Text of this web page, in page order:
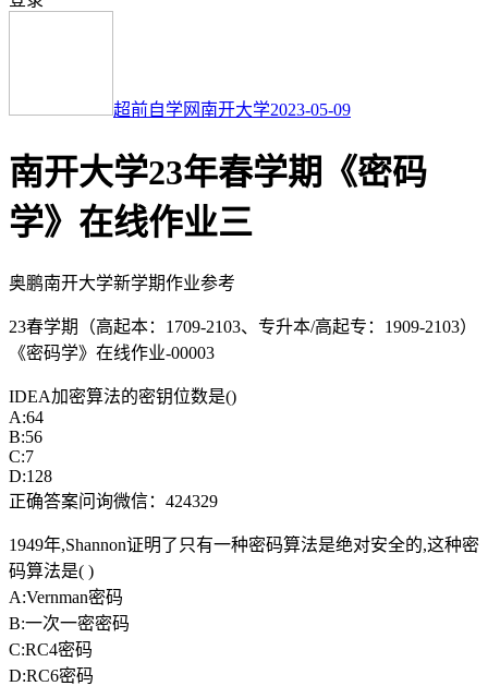
超前自学网 南开大学2023-05-09
南开大学23年春学期《密码
学》在线作业三
奥鹏南开大学新学期作业参考
23春学期（高起本：1709-2103、专升本/高起专：1909-2103）
《密码学》在线作业-00003
IDEA加密算法的密钥位数是()
A:64
B:56
C:7
D:128
正确答案问询微信：424329
1949年,Shannon证明了只有一种密码算法是绝对安全的,这种密
码算法是( )
A:Vernman密码
B:一次一密密码
C:RC4密码
D:RC6密码